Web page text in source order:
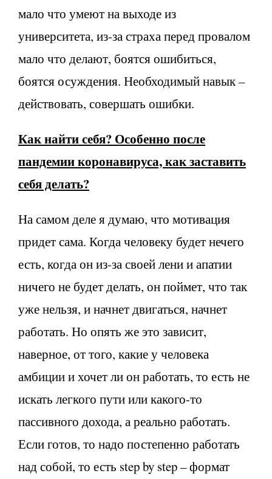
мало что умеют на выходе из
университета, из-за страха перед провалом
мало что делают, боятся ошибиться,
боятся осуждения. Необходимый навык –
действовать, совершать ошибки.
Как найти себя? Особенно после
пандемии коронавируса, как заставить
себя делать?
На самом деле я думаю, что мотивация
придет сама. Когда человеку будет нечего
есть, когда он из-за своей лени и апатии
ничего не будет делать, он поймет, что так
уже нельзя, и начнет двигаться, начнет
работать. Но опять же это зависит,
наверное, от того, какие у человека
амбиции и хочет ли он работать, то есть не
искать легкого пути или какого-то
пассивного дохода, а реально работать.
Если готов, то надо постепенно работать
над собой, то есть step by step – формат